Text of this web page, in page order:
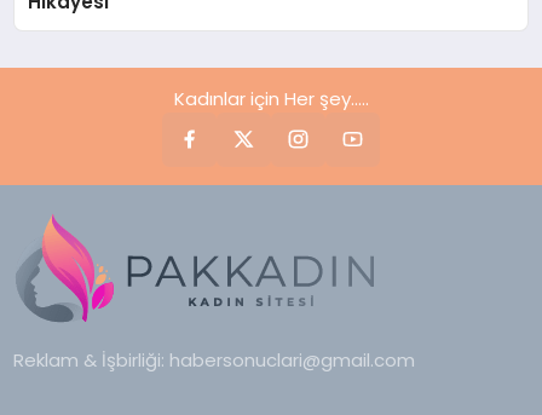
Kadınlar için Her şey.....
Reklam & İşbirliği: habersonuclari@gmail.com